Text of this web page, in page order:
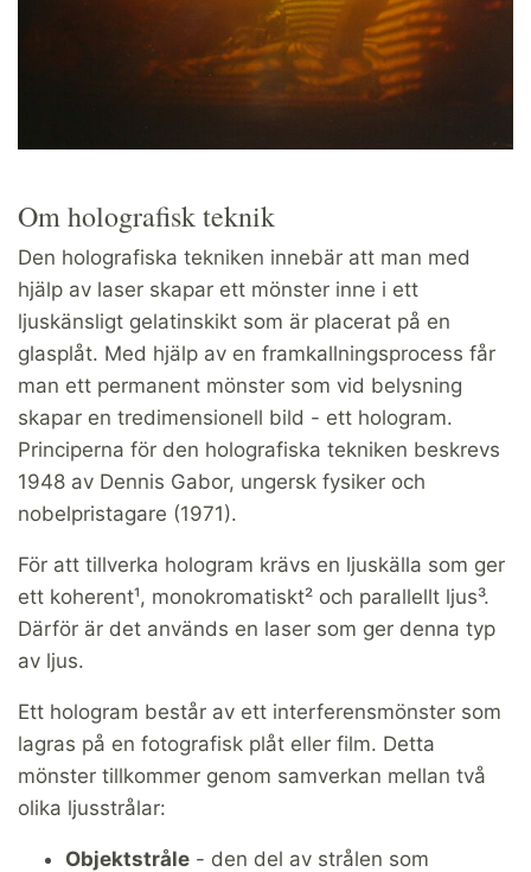
Om holografisk teknik
Den holografiska tekniken innebär att man med
hjälp av laser skapar ett mönster inne i ett
ljuskänsligt gelatinskikt som är placerat på en
glasplåt. Med hjälp av en framkallningsprocess får
man ett permanent mönster som vid belysning
skapar en tredimensionell bild - ett hologram.
Principerna för den holografiska tekniken beskrevs
1948 av Dennis Gabor, ungersk fysiker och
nobelpristagare (1971).
För att tillverka hologram krävs en ljuskälla som ger
ett koherent¹, monokromatiskt² och parallellt ljus³.
Därför är det används en laser som ger denna typ
av ljus.
Ett hologram består av ett interferensmönster som
lagras på en fotografisk plåt eller film. Detta
mönster tillkommer genom samverkan mellan två
olika ljusstrålar:
Objektstråle - den del av strålen som